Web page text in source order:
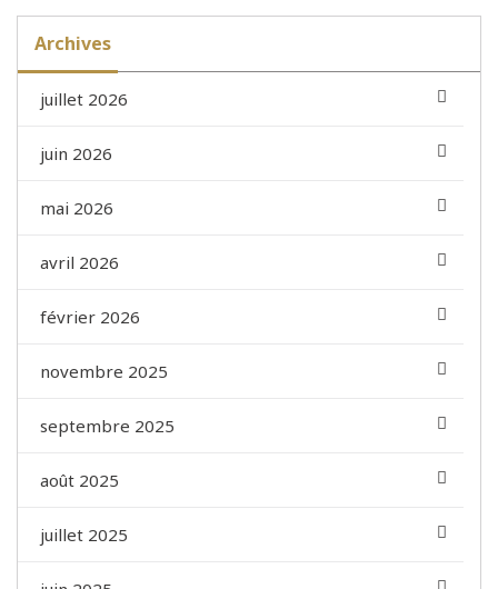
Archives
juillet 2026
juin 2026
mai 2026
avril 2026
février 2026
novembre 2025
septembre 2025
août 2025
juillet 2025